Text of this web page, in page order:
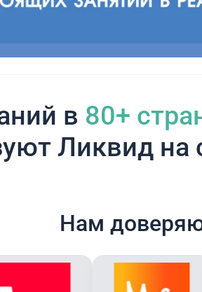
в 80+
Ликвид на
Нам